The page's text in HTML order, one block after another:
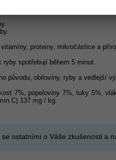
proteiny, mikročástice a
ryby spotřebují během 5 minut.
původu, obiloviny, ryby a vedlejší
7%, popeloviny 7%, tuky 5%,
C) 137 mg / kg.
se ostatními o Váše zkušenosti a